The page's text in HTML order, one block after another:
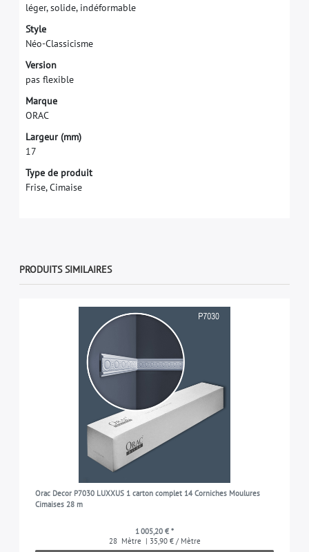
léger, solide, indéformable
Style
Néo-Classicisme
Version
pas fexible
Marque
ORAC
Largeur (mm)
17
Type de produit
Frise, Cimaise
PRODUITS SIMILAIRES
Orac Decor P7030 LUXXUS 1 carton complet 14 Corniches Moulures
Cimaises 28 m
1 005,20 € *
28 Mètre | 35,90 € / Mètre